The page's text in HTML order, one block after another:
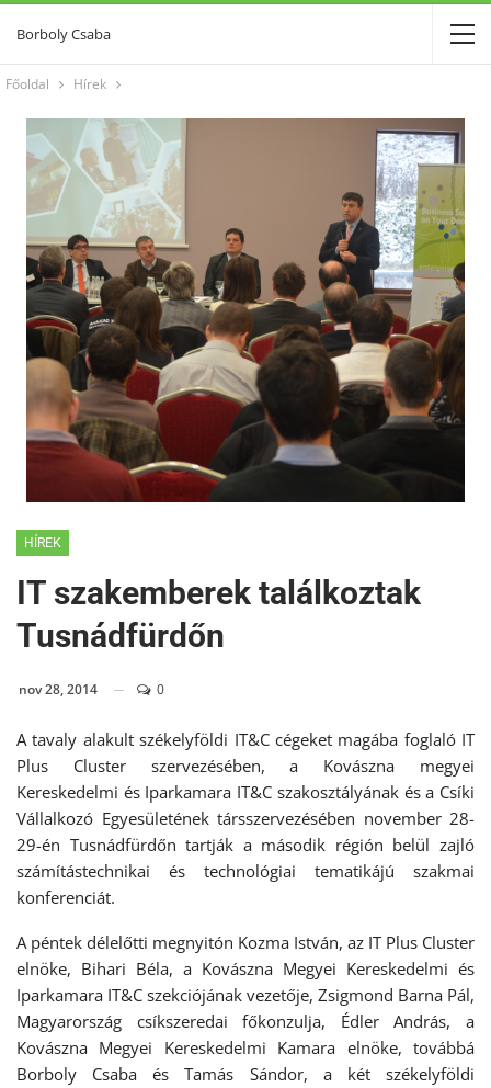
Borboly Csaba
Főoldal Hírek
HÍREK
IT szakemberek találkoztak
Tusnádfürdőn
nov 28, 2014 0
A tavaly alakult székelyföldi IT&C cégeket magába foglaló IT
Plus Cluster szervezésében, a Kovászna megyei
Kereskedelmi és Iparkamara IT&C szakosztályának és a Csíki
Vállalkozó Egyesületének társszervezésében november 28-
29-én Tusnádfürdőn tartják a második régión belül zajló
számítástechnikai és technológiai tematikájú szakmai
konferenciát.
A péntek délelőtti megnyitón Kozma István, az IT Plus Cluster
elnöke, Bihari Béla, a Kovászna Megyei Kereskedelmi és
Iparkamara IT&C szekciójának vezetője, Zsigmond Barna Pál,
Magyarország csíkszeredai főkonzulja, Édler András, a
Kovászna Megyei Kereskedelmi Kamara elnöke, továbbá
Borboly Csaba és Tamás Sándor, a két székelyföldi